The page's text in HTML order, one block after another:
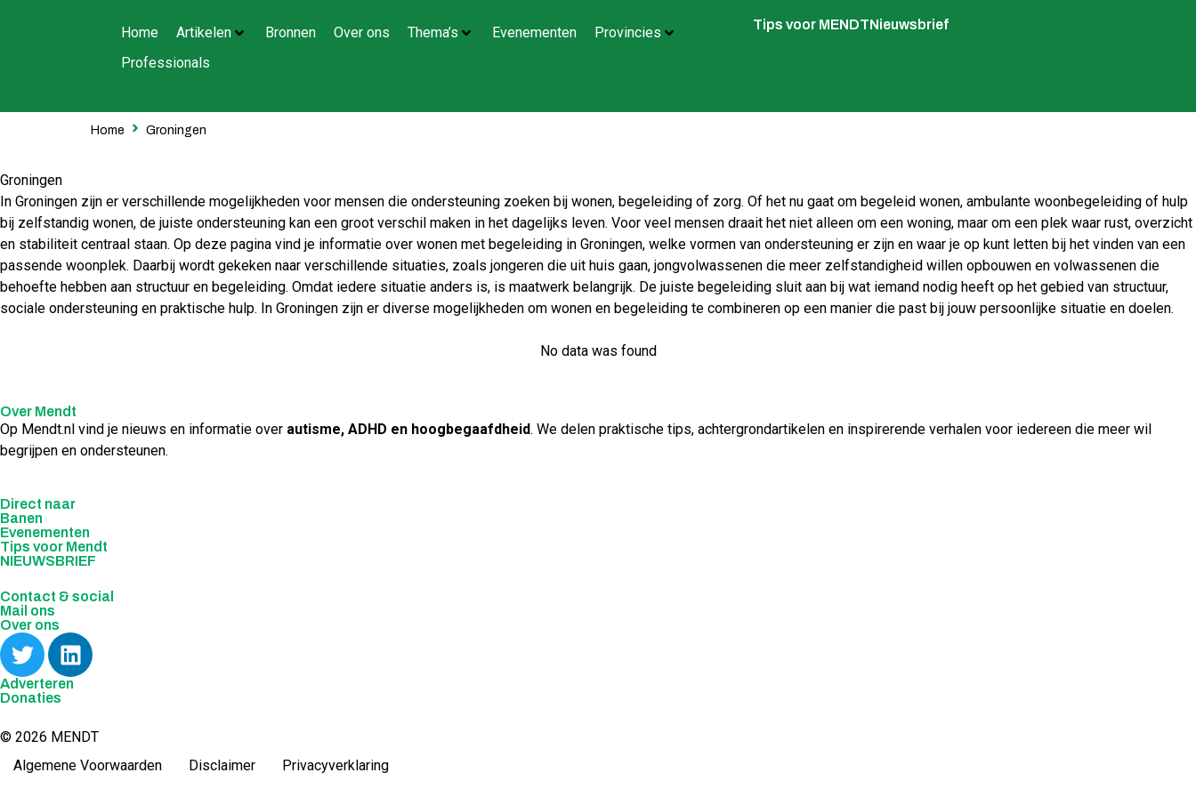
Home Artikelen Bronnen Over ons Thema’s Evenementen
Provincies
Professionals
Tips voor MENDTNieuwsbrief
Home Groningen
Groningen
In Groningen zijn er verschillende mogelijkheden voor mensen die ondersteuning zoeken bij wonen, begeleiding of zorg. Of het nu gaat om begeleid wonen, ambulante woonbegeleiding of hulp
bij zelfstandig wonen, de juiste ondersteuning kan een groot verschil maken in het dagelijks leven. Voor veel mensen draait het niet alleen om een woning, maar om een plek waar rust, overzicht
en stabiliteit centraal staan. Op deze pagina vind je informatie over wonen met begeleiding in Groningen, welke vormen van ondersteuning er zijn en waar je op kunt letten bij het vinden van een
passende woonplek. Daarbij wordt gekeken naar verschillende situaties, zoals jongeren die uit huis gaan, jongvolwassenen die meer zelfstandigheid willen opbouwen en volwassenen die
behoefte hebben aan structuur en begeleiding. Omdat iedere situatie anders is, is maatwerk belangrijk. De juiste begeleiding sluit aan bij wat iemand nodig heeft op het gebied van structuur,
sociale ondersteuning en praktische hulp. In Groningen zijn er diverse mogelijkheden om wonen en begeleiding te combineren op een manier die past bij jouw persoonlijke situatie en doelen.
No data was found
Over Mendt
Op Mendt.nl vind je nieuws en informatie over autisme, ADHD en hoogbegaafdheid. We delen praktische tips, achtergrondartikelen en inspirerende verhalen voor iedereen die meer wil
begrijpen en ondersteunen.
Direct naar
Banen
Evenementen
Tips voor Mendt
NIEUWSBRIEF
Contact & social
Mail ons
Over ons
Adverteren
Donaties
© 2026 MENDT
Algemene Voorwaarden
Disclaimer Privacyverklaring